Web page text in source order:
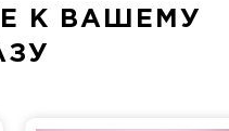
В частности,
мастики в виде
К ВАШЕМУ